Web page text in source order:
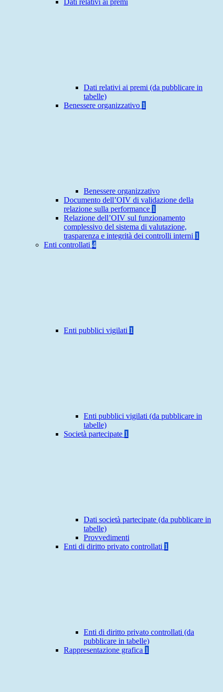
Dati relativi ai premi
Dati relativi ai premi (da pubblicare in
tabelle)
Benessere organizzativo 1
Benessere organizzativo
Documento dell’OIV di validazione della
relazione sulla performance 1
Relazione dell’OIV sul funzionamento
complessivo del sistema di valutazione,
trasparenza e integrità dei controlli interni 1
Enti controllati 4
Enti pubblici vigilati 1
Enti pubblici vigilati (da pubblicare in
tabelle)
Società partecipate 1
Dati società partecipate (da pubblicare in
tabelle)
Provvedimenti
Enti di diritto privato controllati 1
Enti di diritto privato controllati (da
pubblicare in tabelle)
Rappresentazione grafica 1